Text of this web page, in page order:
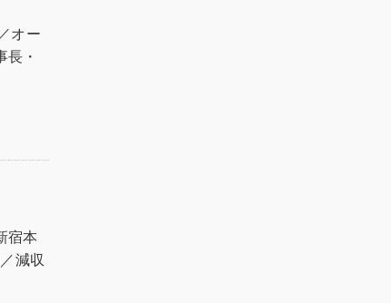
オー
・
宿本
減収